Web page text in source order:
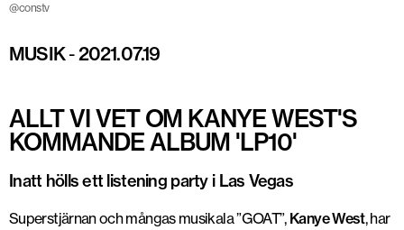
@constv
MUSIK-2021.07.19
ALLT VI VET OM KANYE WEST'S
KOMMANDE ALBUM 'LP10'
Inatt hölls ett listening party i Las Vegas
Superstjärnan och mångas musikala ”GOAT”, Kanye West, har